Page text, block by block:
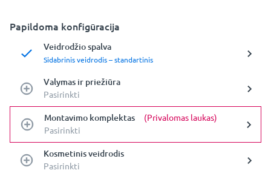
Papildoma konfigūracija
Veidrodžio spalva
Sidabrinis veidrodis – standartinis
Valymas ir priežiūra
Pasirinkti
Montavimo komplektas
(Privalomas laukas)
Pasirinkti
Kosmetinis veidrodis
Pasirinkti